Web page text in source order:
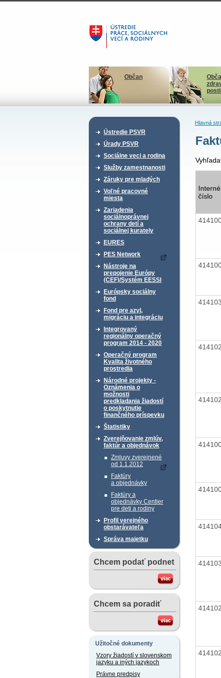
Občan
Ústredie PSVR
Úrady PSVR
Sociálne veci a rodina
Služby zamestnanosti
Záruky pre mladých
Voľné pracovné
miesta
Zariadenia
sociálnoprávnej
ochrany detí a
sociálnej kurately
EURES
PES Network
Nástroje na
prepojenie Európy
(CEF)/Systém EESSI
Európsky sociálny
fond
Fond pre azyl,
migráciu a integráciu
Integrovaný
regionálny operačný
program 2014 - 2020
Operačný program
Kvalita životného
prostredia
Národné projekty -
Oznámenia o
možnosti
predkladania žiadostí
o poskytnutie
finančného príspevku
Štatistiky
Zverejňovanie zmlúv,
faktúr a objednávok
Zmluvy zverejnené
od 1.1.2012
Faktúry
a objednávky
Faktúry a
objednávky Centier
pre deti a rodiny
Profil verejného
obstarávateľa
Správa majetku
Chcem podať podnet
Chcem sa poradiť
Užitočné dokumenty
Vzory žiadostí v slovenskom
jazyku a iných jazykoch
Právne predpisy
Hlavná
Interné
číslo